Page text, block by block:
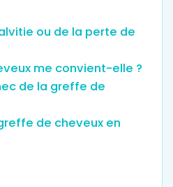
ou de la perte de
me convient-elle ?
de la greffe de
de cheveux en